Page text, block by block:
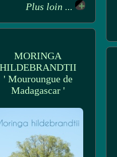
Plus loin ...
MORINGA
HILDEBRANDTII
' Mouroungue de
Madagascar '